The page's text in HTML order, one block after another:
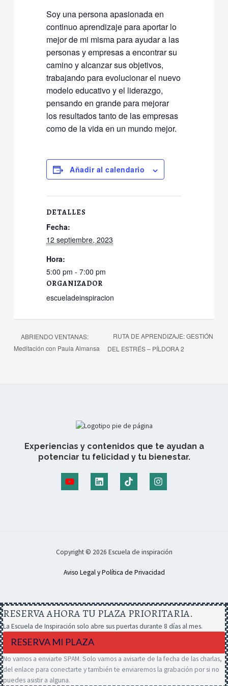
Soy una persona apasionada en
continuo aprendizaje para aportar lo
mejor de mi misma para ayudar a las
personas y empresas a encontrar su
camino y alcanzar sus objetivos,
trabajando para evolucionar el nuevo
modelo educativo y el liderazgo,
pensando en grande para mejorar
los resultados tanto de las empresas
como de la vida en un mundo mejor.
Añadir al calendario
DETALLES
Fecha:
12 septiembre, 2023
Hora:
5:00 pm - 7:00 pm
ORGANIZADOR
escueladeinspiracion
ABRIENDO VENTANAS:
Meditación con Paula Almansa
RUTA DE APRENDIZAJE: GESTIÓN
DEL ESTRÉS – PÍLDORA 2
Experiencias y contenidos que te ayudan a
potenciar tu felicidad y tu bienestar.
Copyright © 2026 Escuela de inspiración
Aviso Legal y Política de Privacidad
RESERVA AHORA TU PLAZA PRIORITARIA.
La Escuela de Inspiración solo abre sus puertas durante 8 días al mes.
RESERVA MI PLAZA
No vamos a enviarte SPAM. Solo vamos a avisarte de la fecha de las charlas,
del enlace para conectarte y también te enviaremos la grabación por si no
puedes asistir a alguna.